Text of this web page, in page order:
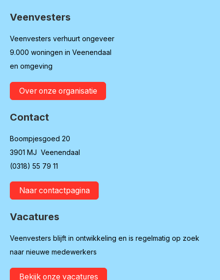
Contactinformatie
Veenvesters
Veenvesters verhuurt ongeveer
9.000 woningen in Veenendaal
en omgeving
Over onze organisatie
Contact
Boompjesgoed 20
3901 MJ Veenendaal
(0318) 55 79 11
Naar contactpagina
Vacatures
Veenvesters blijft in ontwikkeling en is regelmatig op zoek
naar nieuwe medewerkers
Bekijk onze vacatures